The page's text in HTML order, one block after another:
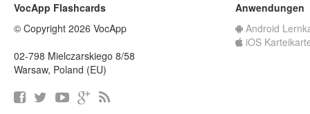
VocApp Flashcards
© Copyright 2026 VocApp
02-798 Mielczarskiego 8/58
Warsaw, Poland (EU)
Anwendungen
Android
iOS